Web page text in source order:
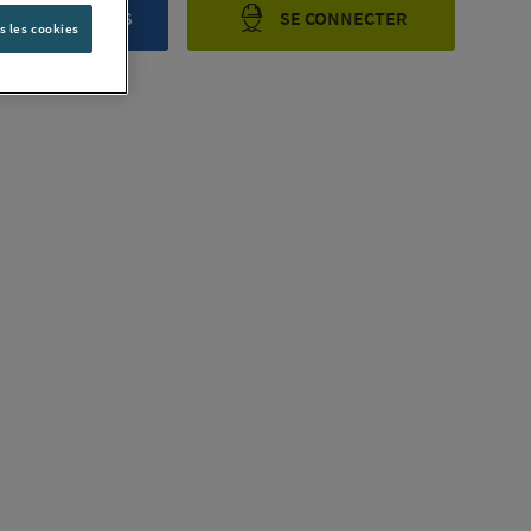
NOUS SE CONNECTER
les cookies